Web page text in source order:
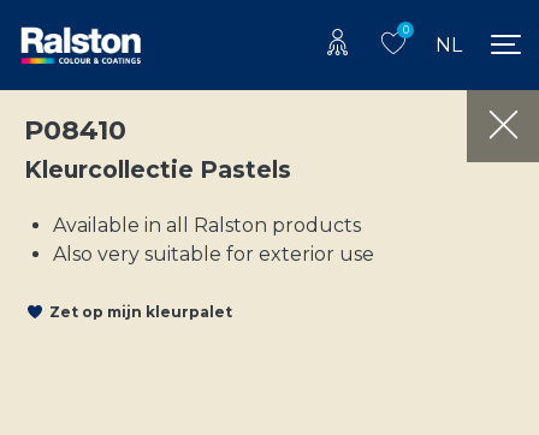
0
NL
P08410
Kleurcollectie Pastels
Available in all Ralston products
Also very suitable for exterior use
Zet op mijn kleurpalet